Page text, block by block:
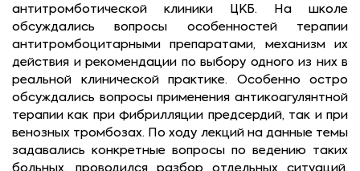
антитромботической клиники ЦКБ. На школе
обсуждались вопросы особенностей терапии
антитромбоцитарными препаратами, механизм их
действия и рекомендации по выбору одного из них в
реальной клинической практике. Особенно остро
обсуждались вопросы применения антикоагулянтной
терапии как при фибрилляции предсердий, так и при
венозных тромбозах. По ходу лекций на данные темы
задавались конкретные вопросы по ведению таких
больных, проводился разбор отдельных ситуаций.